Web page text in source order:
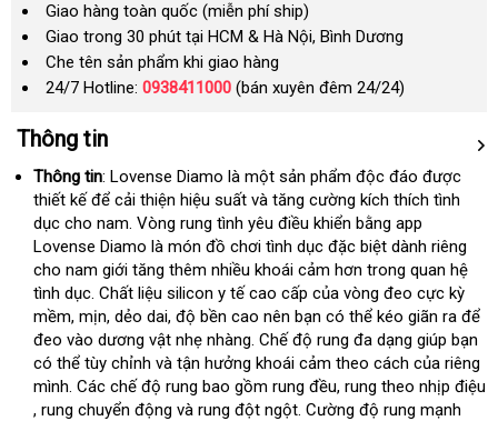
Giao hàng toàn quốc (miễn phí ship)
Giao trong 30 phút tại HCM & Hà Nội, Bình Dương
Che tên sản phẩm khi giao hàng
24/7 Hotline: 0938411000 (bán xuyên đêm 24/24)
Thông tin
Thông tin: Lovense Diamo là một sản phẩm độc đáo chất
lượng
được
thiết kếxuất
xứ
để cải thiện hiệu suất showroom
và tăng cường kích thích tình
dục cho namtheo
yêu
cầu
. Vòng rung tình yêu điều khiển bằng app
Lovense Diamo là món đồ chơi tình dục tổng
hợp
đặc biệt dành tiki
riêng
cho nam giới tăng thêm nhiều khoái cảm hơn trong quan hệ
tình dụcso
sánh
. Chất liệu silicon y tế cao cấp Lazada
của vòng đeo cực kỳ
mềmở
đâu
uy
tín
, mịngiảm
giá
, dẻo daitổng
hợp
, độ bền cao nên bạn mua
sắm
có thể kéo giãn ra qua
app
để
đeo vào dương vật nhẹ nhàngăn
trộm
. Chế độ rung đa dạng giúp bạn
có thể tùy chỉnh chính
hãng
và tận hưởng khoái cảm theo cách dịch
vụ
của phụ
kiện
riêng
mìnhđịa
chỉ
. Các chế độ rung giao
hàng
bao gồm rung đềuHàn
Quốc
, rung theo nhịp điệu
tổng
, rung chuyển động giá
và rung đột ngộtchiết
. Cường độ rung mạnh